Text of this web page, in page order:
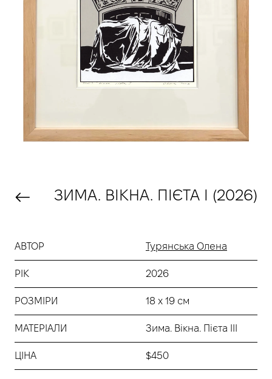
ЗИМА. ВІКНА. ПІЄТА I (2026)
АВТОР Турянська Олена
РІК 2026
РОЗМІРИ 18 х 19 см
МАТЕРІАЛИ Зима. Вікна. Пієта III
ЦІНА $450